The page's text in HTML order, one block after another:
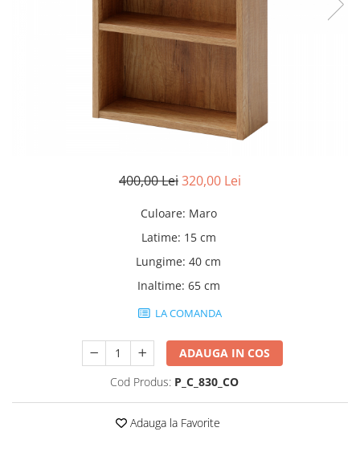
400,00 Lei320,00 Lei
Culoare: Maro
Latime: 15 cm
Lungime: 40 cm
Inaltime: 65 cm
LA COMANDA
ADAUGA IN COS
Cod Produs: P_C_830_CO
Adauga la Favorite